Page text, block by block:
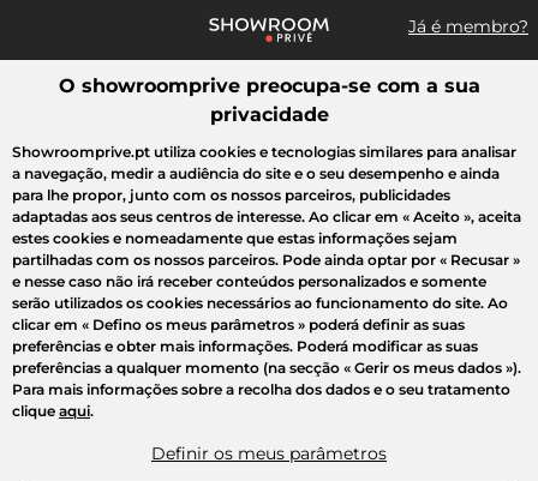
Já é membro?
Pesquisar uma marca, um artigo, uma venda...
Todas as vendas Moda Desporto Casa Criança Beleza
O showroomprive preocupa-se com a sua
privacidade
Showroomprive.pt utiliza cookies e tecnologias similares para analisar
a navegação, medir a audiência do site e o seu desempenho e ainda
para lhe propor, junto com os nossos parceiros, publicidades
adaptadas aos seus centros de interesse. Ao clicar em « Aceito », aceita
estes cookies e nomeadamente que estas informações sejam
partilhadas com os nossos parceiros. Pode ainda optar por « Recusar »
e nesse caso não irá receber conteúdos personalizados e somente
serão utilizados os cookies necessários ao funcionamento do site. Ao
clicar em « Defino os meus parâmetros » poderá definir as suas
preferências e obter mais informações. Poderá modificar as suas
preferências a qualquer momento (na secção « Gerir os meus dados »).
Para mais informações sobre a recolha dos dados e o seu tratamento
clique aqui.
Definir os meus parâmetros